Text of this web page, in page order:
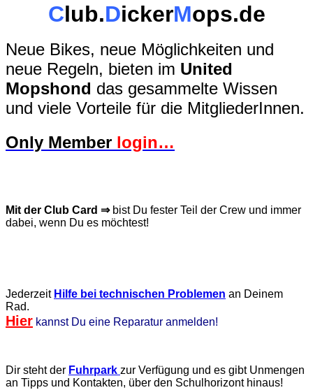
Club.DickerMops.de
Neue Bikes, neue Möglichkeiten und
neue Regeln, bieten im United
Mopshond das gesammelte Wissen
und viele Vorteile für die MitgliederInnen.
Only Member login…
Mit der Club Card ⇒bist Du fester Teil der Crew und immer
dabei, wenn Du es möchtest!
Jederzeit Hilfe bei technischen Problemen an Deinem
Rad.
Hier kannst Du eine Reparatur anmelden!
Dir steht der Fuhrpark zur Verfügung und es gibt Unmengen
an Tipps und Kontakten, über den Schulhorizont hinaus!